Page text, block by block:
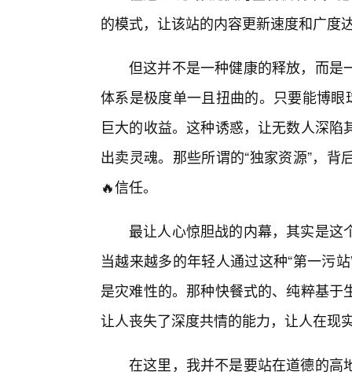
的模式，让该站的内容更新速度和广度
但这并不是一种健康的释放，而是
体系是极度单一且扭曲的。只要能博
巨大的收益。这种诱惑，让无数人深
出卖灵魂。那些所谓的“独家资源”，
🔥信任。
最让人心惊胆战的内幕，其实是这
当越来越多的年轻人通过这种“第一污
是灾难性的。那种快餐式的、纯粹基
让人丧失了深度共情的能力，让人在现
在这里，我并不是要站在道德的高